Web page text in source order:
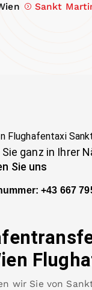
Sankt
Flughafentaxi
ganz in Ihrer
Sie uns
:+43 667
wir Sie von